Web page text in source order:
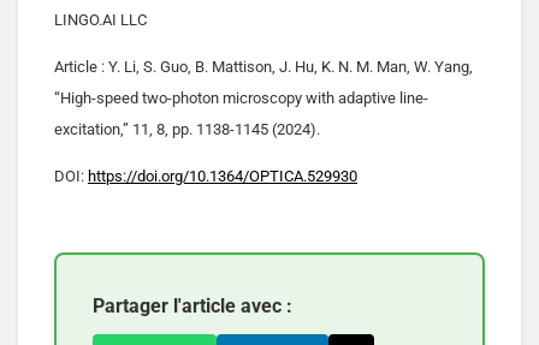
LINGO.AI LLC
Article : Y. Li, S. Guo, B. Mattison, J. Hu, K. N. M. Man, W. Yang,
“High-speed two-photon microscopy with adaptive line-
excitation,” 11, 8, pp. 1138-1145 (2024).
DOI: https://doi.org/10.1364/OPTICA.529930
Partager l'article avec :